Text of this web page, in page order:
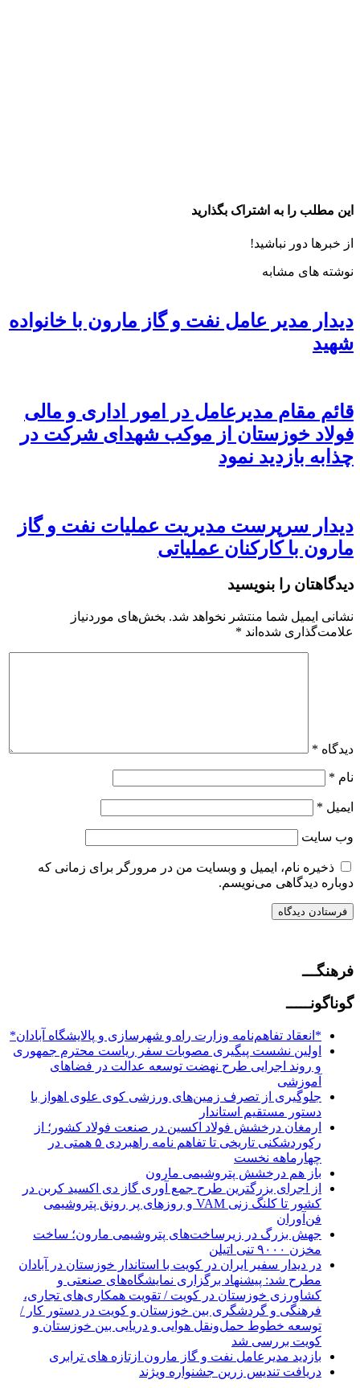
این مطلب را به اشتراک بگذارید
از خبرها دور نباشید!
نوشته های مشابه
دیدار مدیر عامل نفت و گاز مارون با خانواده
شهید
قائم مقام مدیرعامل در امور اداری و مالی
فولاد خوزستان از موکب شهدای شرکت در
چذابه بازدید نمود
دیدار سرپرست مدیریت عملیات نفت و گاز
مارون با کارکنان عملیاتی
دیدگاهتان را بنویسید
نشانی ایمیل شما منتشر نخواهد شد. بخش‌های موردنیاز
علامت‌گذاری شده‌اند *
دیدگاه *
نام *
ایمیل *
وب‌ سایت
ذخیره نام، ایمیل و وبسایت من در مرورگر برای زمانی که
دوباره دیدگاهی می‌نویسم.
فرهنگـــ
گوناگونـــــ
*انعقاد تفاهم‌نامه وزارت راه و شهرسازی و پالایشگاه آبادان*
اولین نشست پیگیری مصوبات سفر ریاست محترم جمهوری
و روند اجرایی طرح نهضت توسعه عدالت در فضاهای
آموزشی
جلوگیری از تصرف زمین‌های ورزشی کوی علوی اهواز با
دستور مستقیم استاندار
ارمغان درخشش فولاد اکسین در صنعت فولاد کشور؛ از
رکوردشکنی تاریخی تا تفاهم نامه راهبردی ۵ همتی در
چهارماهه نخست
باز هم درخشش پتروشیمی مارون
از اجرای بزرگترین طرح جمع آوری گاز دی اکسید کربن در
کشور تا کلنگ زنی VAM و روزهای پر رونق پتروشیمی
فن‌آوران
جهش بزرگ در زیرساخت‌های پتروشیمی مارون؛ ساخت
مخزن ۹۰۰۰ تنی اتیلن
در دیدار سفیر ایران در کویت با استاندار خوزستان در آبادان
مطرح شد: پیشنهاد برگزاری نمایشگاه‌های صنعتی و
کشاورزی خوزستان در کویت / تقویت همکاری‌های تجاری،
فرهنگی و گردشگری بین خوزستان و کویت در دستور کار /
توسعه خطوط حمل‌ونقل هوایی و دریایی بین خوزستان و
کویت بررسی شد
بازدید مدیرعامل نفت و گاز مارون ازتازه های ترابری
دریافت تندیس زرین جشنواره ویژند